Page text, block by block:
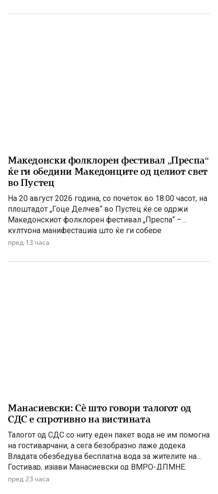
Григорие Хаџи Ташковиќ – македонски револуционер,
Македонски фолклорен фестивал „Преспа“
ќе ги обедини Македонците од целиот свет
во Пустец
На 20 август 2026 година, со почеток во 18:00 часот, на
плоштадот „Гоце Делчев“ во Пустец ќе се одржи
Македонскиот фолклорен фестивал „Преспа“ –
културна манифестација што ќе ги собере
Македонците од Македонија, Албанија и дијаспората во
Фестивалот ќе биде можност за промоција на богатото
пред 13 часа
Манасиевски: Сè што говори талогот од
СДС е спротивно на вистината
Талогот од СДС со ниту еден пакет вода не им помогна
на гостиварчани, а сега безобразно лаже додека
Владата обезбедува бесплатна вода за жителите на
Гостивар, изјави Манасиевски од ВМРО-ДПМНЕ.
„Колку злоба и неискреност има во СДС, кога дрско се
пред 23 часа